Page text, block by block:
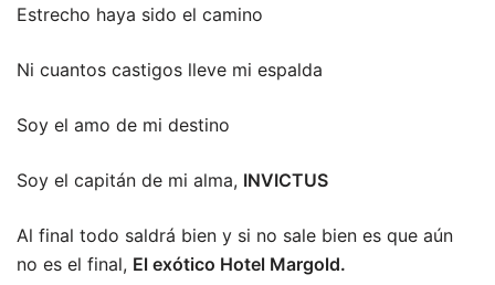
Estrecho haya sido el camino
Ni cuantos castigos lleve mi espalda
Soy el amo de mi destino
Soy el capitán de mi alma, INVICTUS
Al final todo saldrá bien y si no sale bien es que aún
no es el final, El exótico Hotel Margold.